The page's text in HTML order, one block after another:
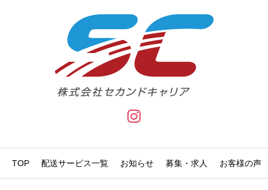
TOP 配送サービス一覧 お知らせ 募集・求人 お客様の声